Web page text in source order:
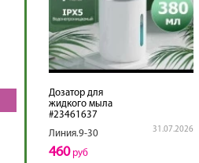
Дозатор для
жидкого мыла
#23461637
Линия.9-30
31.07.2026
460руб